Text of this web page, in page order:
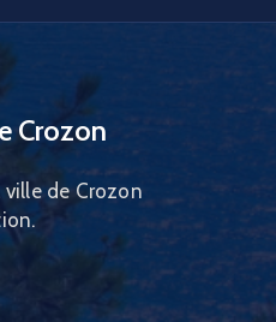
Crozon
ville de Crozon